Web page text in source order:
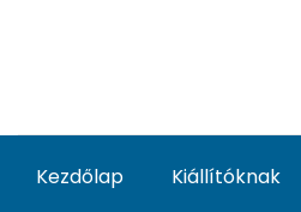
Kezdőlap Kiállítóknak